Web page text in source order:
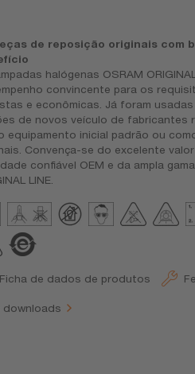
de reposição originais com
halógenas OSRAM
convincente para os
e econômicas. Já foram
de novos veículo de fabricantes
equipamento inicial padrão ou
Convença-se do excelente
confiável OEM e da ampla
LINE.
Ficha de dados de produtos
downloads